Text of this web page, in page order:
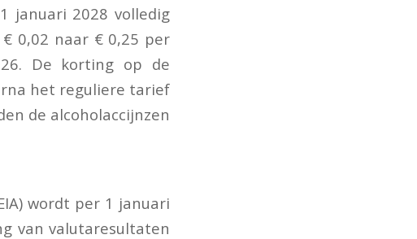
januari 2028 volledig
0,02 naar € 0,25 per
De korting op de
het reguliere tarief
de alcoholaccijnzen
wordt per 1 januari
van valutaresultaten